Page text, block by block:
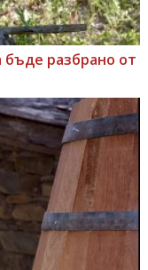
разбрано от